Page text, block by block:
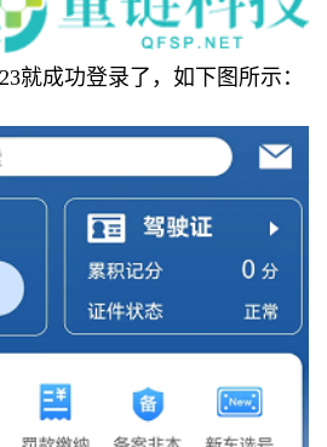
就成功登录了，如下图所示：